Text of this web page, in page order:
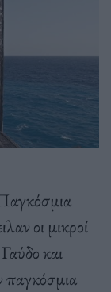
οι μικροί
και
παγκόσμια